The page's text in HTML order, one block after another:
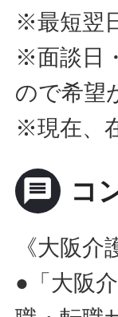
※最短翌
※面談日
ので希望
※現在、
message コ
《大阪介
●「大阪